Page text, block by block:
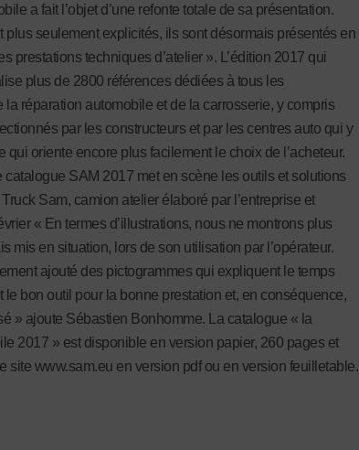
a fait l’objet d’une refonte totale de sa présentation.
plus seulement explicités, ils sont désormais présentés en
prestations techniques d’atelier ». L’édition 2017 qui
plus de 2800 références dédiées à tous les
la réparation automobile et de la carrosserie, y compris
par les constructeurs et par les centres auto qui y
qui oriente encore plus facilement le choix de l’acheteur.
catalogue SAM 2017 met en scène les outils et solutions
Sam, camion atelier élaboré par l’entreprise et
« En termes d’illustrations, nous ne montrons plus
mis en situation, lors de son utilisation par l’opérateur.
ajouté des pictogrammes qui expliquent le temps
le bon outil pour la bonne prestation et, en conséquence,
» ajoute Sébastien Bonhomme. La catalogue « la
2017 » est disponible en version papier, 260 pages et
site www.sam.eu en version pdf ou en version feuilletable.